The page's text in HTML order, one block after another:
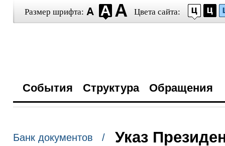
Размер шрифта: Цвета сайта:
События Структура Обращения
Банк документов /
Указ